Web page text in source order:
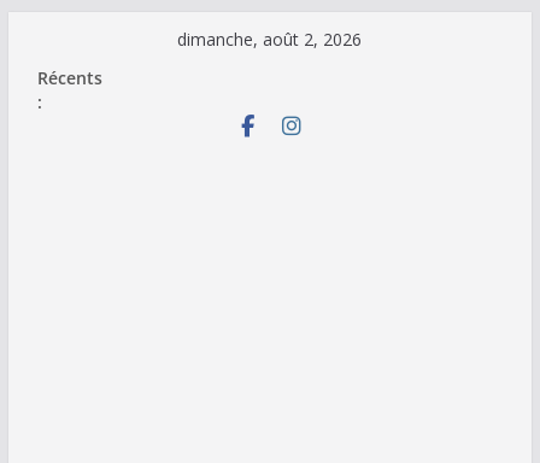
contenu
dimanche, août 2, 2026
Récents
: